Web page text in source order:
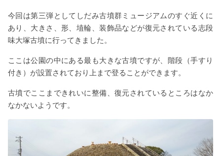
今回は第三弾としてしだみ古墳群ミュージアムのすぐ近くに
あり、大きさ、形、埴輪、装飾品などが復元されている志段
味大塚古墳に行ってきました。
ここは公園の中にある最も大きな古墳ですが、階段（手すり
付き）が設置されており上まで登ることができます。
古墳でここまできれいに整備、復元されているところはなか
なかないようです。